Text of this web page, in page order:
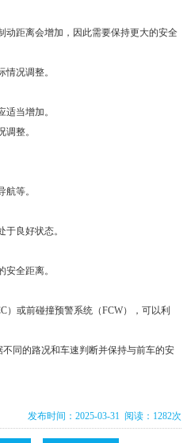
动距离会增加，因此需要保持更大的安全
况调整。
当增加。
整。
等。
良好状态。
全距离。
或前碰撞预警系统（FCW），可以利
同的路况和车速判断并保持与前车的安
发布时间：2025-03-31 阅读：1282次